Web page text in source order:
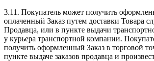
3.11. Покупатель может получить
оплаченный Заказ путем доставки Товара
Продавца, или в пункте выдачи
у курьера транспортной компании.
получить оформленный Заказ в торговой
пункте выдаче заказов продавца и